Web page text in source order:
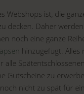
Webshops ist, die
decken. Daher
noch eine ganze
hinzugefügt. Alles
alle
Gutscheine zu
nicht zu spät für